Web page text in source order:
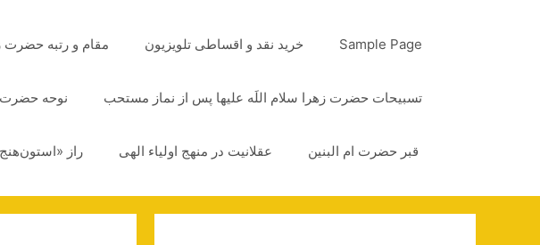
Sample Page خرید نقد و اقساطی تلویزیون مقام و رتبه حضرت
تسبیحات حضرت زهرا سلام اللَه علیها پس از نماز مستحب نوحه حضرت
قبر حضرت ام البنین عقلانیت در منهج اولیاء الهی راز